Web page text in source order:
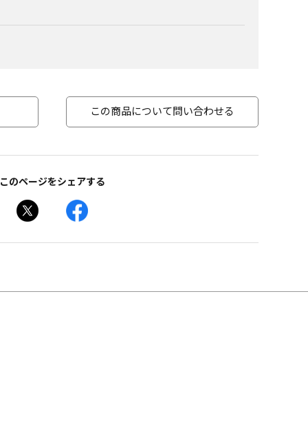
この商品について問い合わせる
このページをシェアする